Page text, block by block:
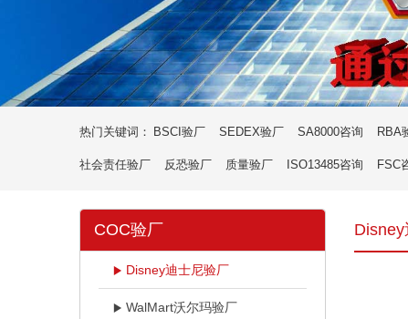
热门关键词： BSCI验厂 SEDEX验厂 SA8000咨询 RBA
社会责任验厂 反恐验厂 质量验厂 ISO13485咨询 FSC
COC验厂
Disney迪士尼验厂
WalMart沃尔玛验厂